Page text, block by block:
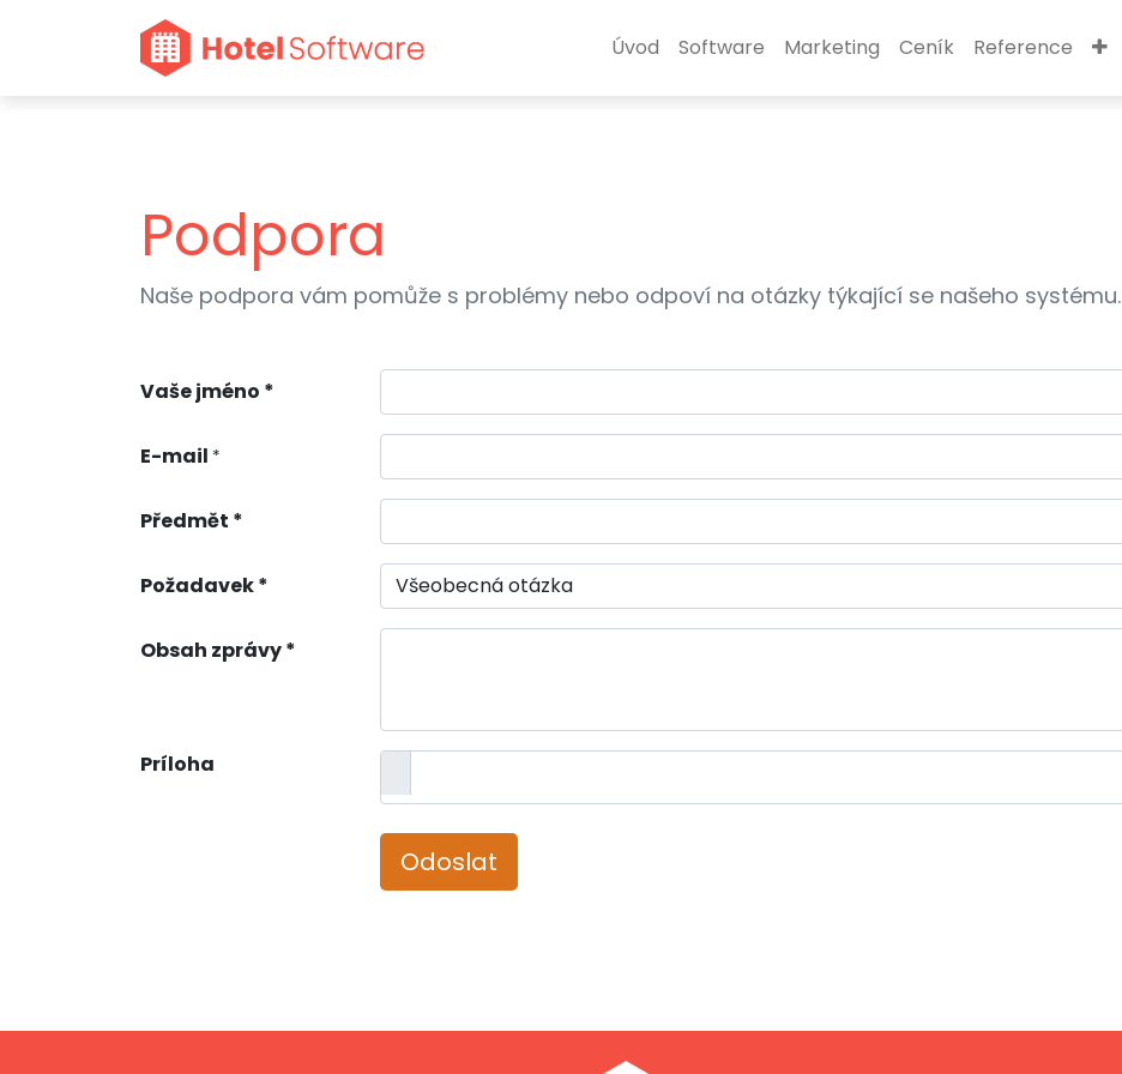
Úvod Software Marketing Ceník Reference
Podpora
Naše podpora vám pomůže s problémy nebo odpoví na otázky týkající se našeho systému.
Vaše jméno *
E-mail *
Předmět *
Požadavek *
Obsah zprávy *
Príloha
Odoslat